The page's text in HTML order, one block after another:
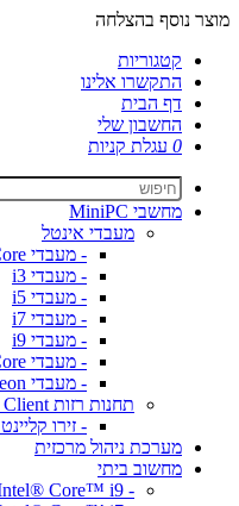
מוצר נוסף בהצלחה
קטגוריות
התקשרו אלינו
דף הבית
החשבון שלי
0 עגלת קניות
מחשבי MiniPC
מעבדי אינטל
- מעבדי Dual Core
- מעבדי i3
- מעבדי i5
- מעבדי i7
- מעבדי i9
- מעבדי Quad Core
- מעבדי Xeon
תחנות רזות Thin Client
- זירו קליינט Zero Client
מערכת ניהול מרכזית
מחשוב ביתי
- Intel® Core™ i9